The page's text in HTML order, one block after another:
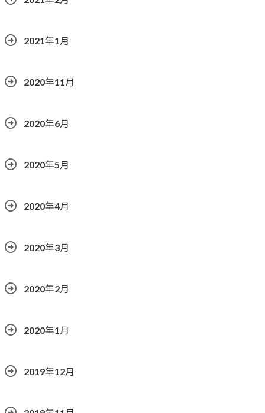
2021年1月
2020年11月
2020年6月
2020年5月
2020年4月
2020年3月
2020年2月
2020年1月
2019年12月